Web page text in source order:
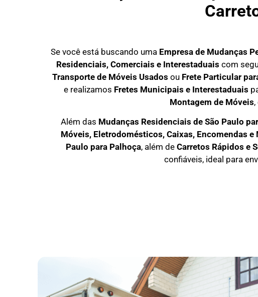
Se você está buscando uma Empresa de Mudanças
Residenciais, Comerciais e Interestaduais com
Transporte de Móveis Usados ou Frete Particular
e realizamos Fretes Municipais e Interestaduais
Montagem de Móveis
Além das Mudanças Residenciais de São Paulo
Móveis, Eletrodomésticos, Caixas, Encomendas e
Paulo para Palhoça, além de Carretos Rápidos e
confiáveis, ideal para